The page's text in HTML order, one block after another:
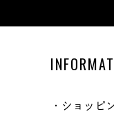
・ショッピ